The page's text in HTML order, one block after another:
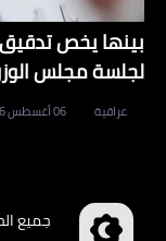
بينها يخص تدقيق
لجلسة مجلس
عراقية 06 أغسطس 2026
جميع